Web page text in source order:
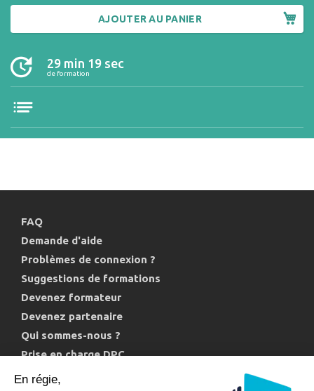
29 min 19 sec
de formation
AJOUTER AU PANIER
FAQ
Demande d'aide
Problèmes de connexion ?
Suggestions de formations
Devenez formateur
Devenez partenaire
Qui sommes-nous ?
Prise en charge DPC
Politique de confidentialité et cookies
En régie,